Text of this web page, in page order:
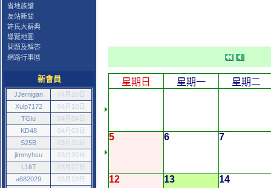
省地族譜
友站新聞
許氏大辭典
導覽地圖
問題及解答
網路行事曆
新會員
JJernigan
04月10日
Xulp7172
04月10日
TGiu
04月04日
KD48
04月03日
S25B
03月31日
jimmyhsu
03月30日
L16T
03月27日
a882029
03月23日
星期日 星期一 星期二
5 6 7
12 13 14